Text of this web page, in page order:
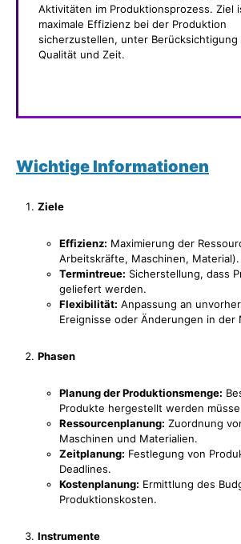
Aktivitäten im Produktionsprozess. Ziel
maximale Effizienz bei der Produktion
sicherzustellen, unter Berücksichtigung
Qualität und Zeit.
Wichtige Informationen
Ziele
Effizienz: Maximierung der
Arbeitskräfte, Maschinen, Material).
Termintreue: Sicherstellung, dass
geliefert werden.
Flexibilität: Anpassung an
Ereignisse oder Änderungen in der
Phasen
Planung der Produktionsmenge:
Produkte hergestellt werden
Ressourcenplanung: Zuordnung
Maschinen und Materialien.
Zeitplanung: Festlegung von
Deadlines.
Kostenplanung: Ermittlung des
Produktionskosten.
Instrumente